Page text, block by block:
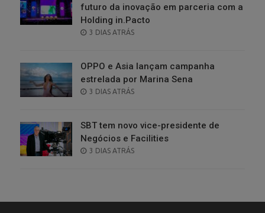
futuro da inovação em parceria com a
Holding in.Pacto
POSTED
3 DIAS ATRÁS
OPPO e Asia lançam campanha
estrelada por Marina Sena
POSTED
3 DIAS ATRÁS
SBT tem novo vice-presidente de
Negócios e Facilities
POSTED
3 DIAS ATRÁS